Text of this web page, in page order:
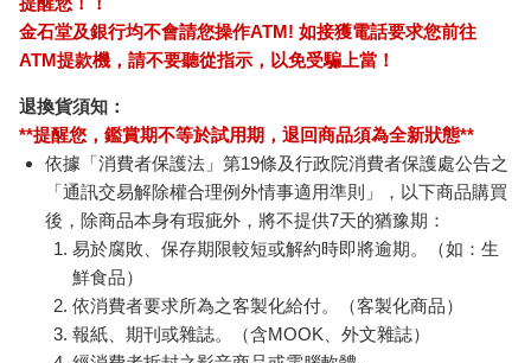
間邋遢的小舊貨店的櫥窗裡看到這本子的，當時就馬上有了把它
買下來的迫切衝動。照理黨員不應該走進普通商店的（這種行為
被稱為「在自由市場買賣」），但這一規定並沒有得到嚴格貫
他途徑買到。他迅速左右打量了街道幾眼，然後溜進店裡，花了
兩塊半買了那本本子。當時他並不知道自己想用它來做什麼。他
把本子放在公事包裡，內疚地帶回家。雖然裡面什麼也沒有寫，
但擁有它本身就是不可告人的。
他現在要做的事情是開始記日記。寫日記本身並不違法（因為已
經沒有了法律，所以也沒了所謂的違法），但假如被別人發現，
他有理由相信他會被判處死刑，不然至少是被判處二十五年的勞
改。溫斯頓把鋼筆尖裝到了筆桿上，用嘴吸掉上面的油脂。這種
鋼筆是老古董，甚至簽名時也很少用了。他偷偷花了不少力氣才
買到一支︰這是因為他覺得唯有真正的鋼筆才配得上本子的漂亮
明亮燦爛的你【Netflix
話題章魚故事在這
加入購物車
我的黑道姑姑：教我的
99件事
加入購物車
您可能也需要